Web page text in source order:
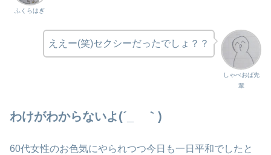
ふくらはぎ
しゃべおば先
輩
ええー(笑)セクシーだったでしょ？？
わけがわからないよ(´_ゝ｀)
60代女性のお色気にやられつつ今日も一日平和でしたと